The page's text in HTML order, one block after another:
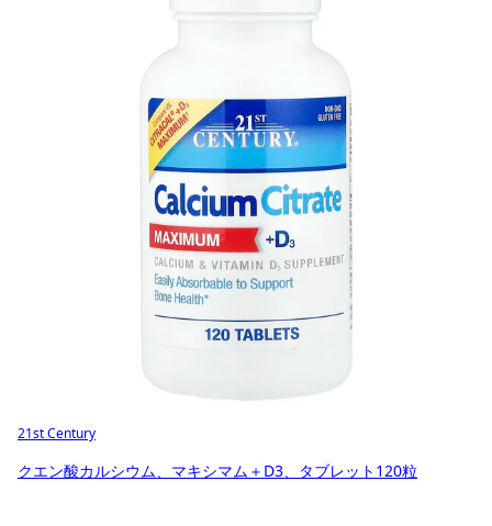
21st Century
クエン酸カルシウム、マキシマム＋D3、タブレット120粒